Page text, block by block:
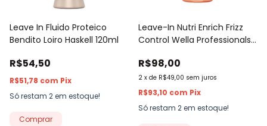
Leave In Fluido Proteico
Bendito Loiro Haskell 120ml
R$54,50
R$51,78 com Pix
Só restam 2em estoque!
Leave-In Nutri Enrich Frizz
Control Wella Professionals
R$98,00
2 x de R$49,00 sem juros
R$93,10 com Pix
Só restam 2em estoque!